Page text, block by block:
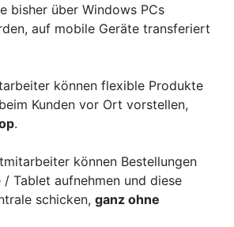
bisher über Windows PCs
auf mobile Geräte transferiert
können flexible Produkte
Kunden vor Ort vorstellen,
.
können Bestellungen
Tablet aufnehmen und diese
schicken, ganz ohne